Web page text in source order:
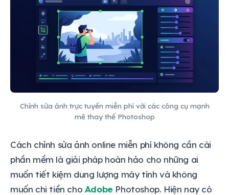
Chỉnh sửa ảnh trực tuyến miễn phí với các công cụ mạnh
mẽ thay thế Photoshop
Cách chỉnh sửa ảnh online miễn phí không cần cài
phần mềm là giải pháp hoàn hảo cho những ai
muốn tiết kiệm dung lượng máy tính và không
muốn chi tiền cho Adobe Photoshop. Hiện nay có